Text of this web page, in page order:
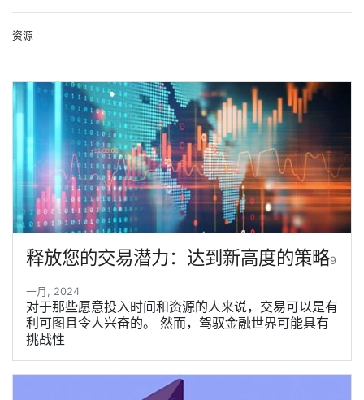
资源
释放您的交易潜力：达到新高度的策略9
一月, 2024
对于那些愿意投入时间和资源的人来说，交易可以是有
利可图且令人兴奋的。 然而，驾驭金融世界可能具有
挑战性